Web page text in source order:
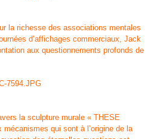
la richesse des associations mentales
d’affichages commerciaux, Jack
aux questionnements profonds de
la sculpture murale « THESE
qui sont à l’origine de la